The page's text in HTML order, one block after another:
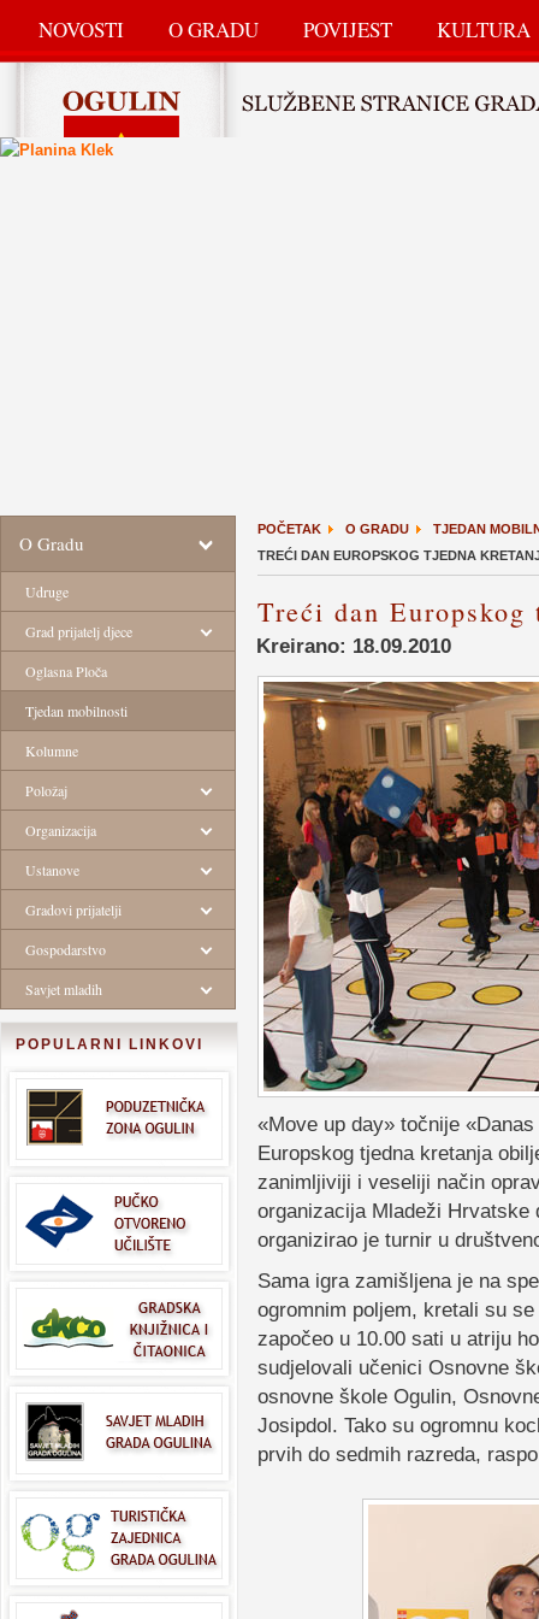
NOVOSTI O GRADU POVIJEST KULTURA
O Gradu
Udruge
Grad prijatelj djece
Oglasna Ploča
Tjedan mobilnosti
Kolumne
Položaj
Organizacija
Ustanove
Gradovi prijatelji
Gospodarstvo
Savjet mladih
POPULARNI LINKOVI
POČETAK O GRADU
TJEDAN
TREĆI DAN EUROPSKOG TJEDNA
Treći dan
Kreirano: 18.09.2010
«Move up day» točnije
Europskog tjedna kretanja
zanimljiviji i veseliji način
organizacija Mladeži Hrvatske
organizirao je turnir u
Sama igra zamišljena je na
ogromnim poljem, kretali su
započeo u 10.00 sati u atriju
sudjelovali učenici Osnovne
osnovne škole Ogulin,
Josipdol. Tako su ogromnu
prvih do sedmih razreda,